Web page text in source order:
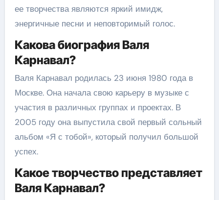
ее творчества являются яркий имидж,
энергичные песни и неповторимый голос.
Какова биография Валя
Карнавал?
Валя Карнавал родилась 23 июня 1980 года в
Москве. Она начала свою карьеру в музыке с
участия в различных группах и проектах. В
2005 году она выпустила свой первый сольный
альбом «Я с тобой», который получил большой
успех.
Какое творчество представляет
Валя Карнавал?